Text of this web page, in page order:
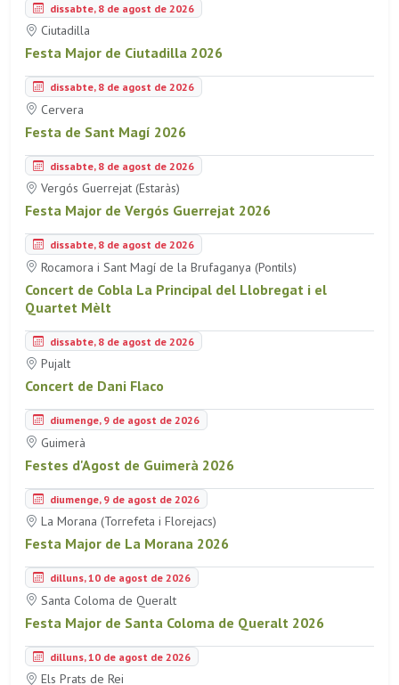
dissabte, 8 de agost de 2026
Ciutadilla
Festa Major de Ciutadilla 2026
dissabte, 8 de agost de 2026
Cervera
Festa de Sant Magí 2026
dissabte, 8 de agost de 2026
Vergós Guerrejat (Estaràs)
Festa Major de Vergós Guerrejat 2026
dissabte, 8 de agost de 2026
Rocamora i Sant Magí de la Brufaganya (Pontils)
Concert de Cobla La Principal del Llobregat i el
Quartet Mèlt
dissabte, 8 de agost de 2026
Pujalt
Concert de Dani Flaco
diumenge, 9 de agost de 2026
Guimerà
Festes d'Agost de Guimerà 2026
diumenge, 9 de agost de 2026
La Morana (Torrefeta i Florejacs)
Festa Major de La Morana 2026
dilluns, 10 de agost de 2026
Santa Coloma de Queralt
Festa Major de Santa Coloma de Queralt 2026
dilluns, 10 de agost de 2026
Els Prats de Rei